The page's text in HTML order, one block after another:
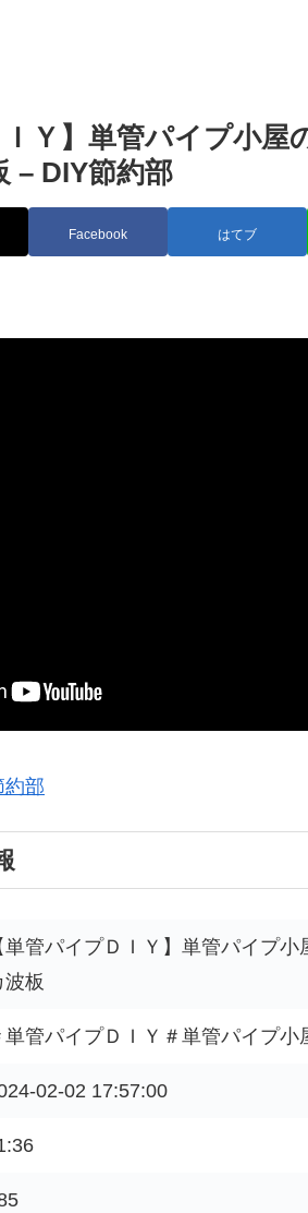
ＩＹ】単管パイプ小
– DIY節約部
Facebook はてブ
約部
単管パイプＤＩＹ】単管パイプ
波板
単管パイプＤＩＹ＃単管パイプ
02-02 17:57:00